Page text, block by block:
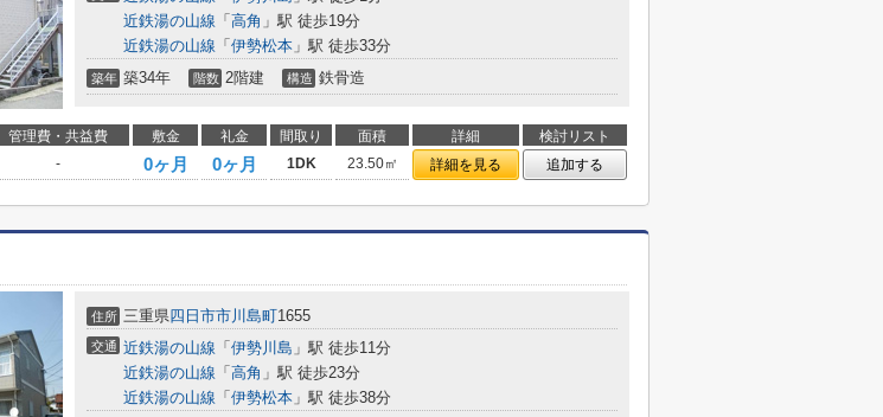
近鉄湯の山線 「 高角 」駅 徒歩19分
近鉄湯の山線 「 伊勢松本 」駅 徒歩33分
築年 築34年 階数 2階建 構造 鉄骨造
管理費・共益費 敷金 礼金 間取り 面積 詳細
検討リスト
- 0ヶ月 0ヶ月 1DK 23.50㎡ 詳細を見る 追加する
住所 三重県四日市市川島町1655
交通 近鉄湯の山線 「 伊勢川島 」駅 徒歩11分
近鉄湯の山線 「 高角 」駅 徒歩23分
近鉄湯の山線 「 伊勢松本 」駅 徒歩38分